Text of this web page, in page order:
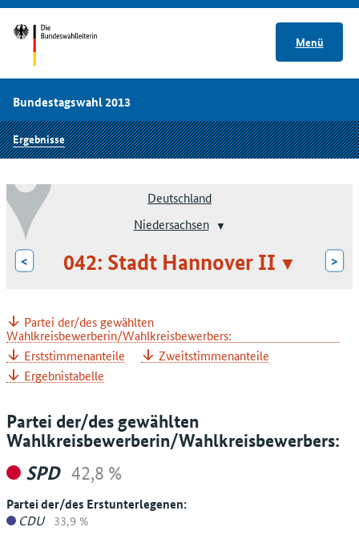
Menü
Bundestagswahl 2013
Ergebnisse
Deutschland
Niedersachsen
< 042: Stadt Hannover II >
Partei der/des gewählten
Wahlkreisbewerberin/Wahlkreisbewerbers:
Erststimmenanteile
Zweitstimmenanteile
Ergebnistabelle
Partei der/des gewählten
Wahlkreisbewerberin/Wahlkreisbewerbers:
SPD 42,8 %
Partei der/des Erstunterlegenen:
CDU 33,9 %